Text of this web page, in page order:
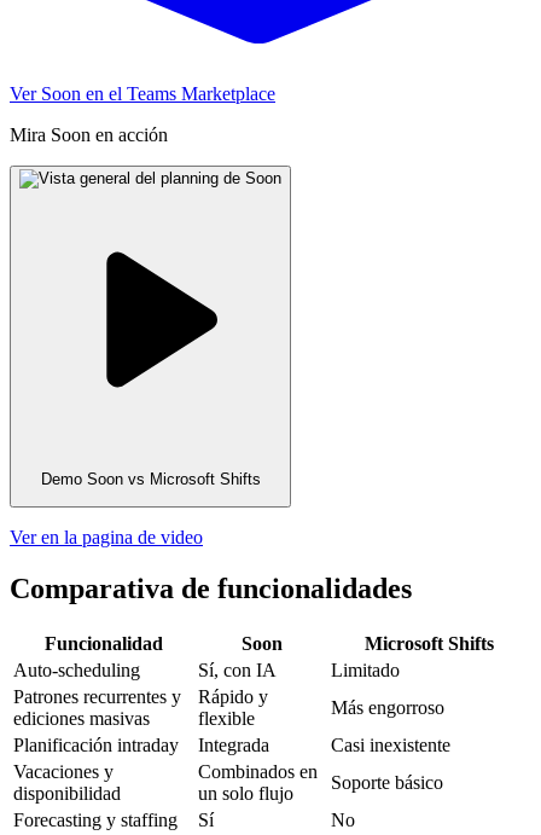
Ver Soon en el Teams Marketplace
Mira Soon en acción
Demo Soon vs Microsoft Shifts
Ver en la pagina de video
Comparativa de funcionalidades
Funcionalidad Soon
Microsoft Shifts
Auto-scheduling
Sí, con IA
Limitado
Patrones recurrentes y
ediciones masivas
Rápido y
flexible
Más engorroso
Planificación intraday
Integrada
Casi inexistente
Vacaciones y
disponibilidad
Combinados en
un solo flujo
Soporte básico
Forecasting y staffing
Sí
No